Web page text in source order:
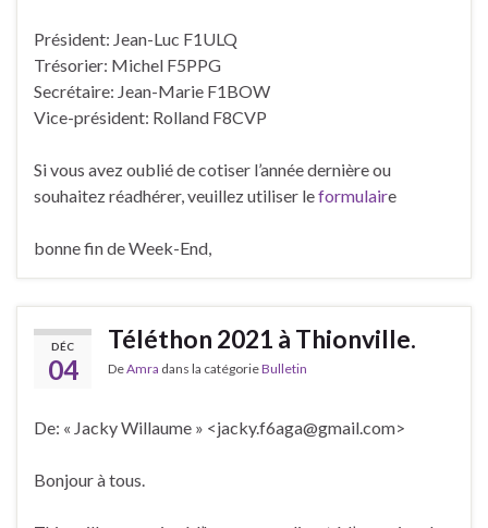
Président: Jean-Luc F1ULQ
Trésorier: Michel F5PPG
Secrétaire: Jean-Marie F1BOW
Vice-président: Rolland F8CVP
Si vous avez oublié de cotiser l’année dernière ou
souhaitez réadhérer, veuillez utiliser leformulaire
bonne fin de Week-End,
DÉC
04
Téléthon 2021 à Thionville.
DeAmra dans la catégorieBulletin
De: « Jacky Willaume » <jacky.f6aga@gmail.com>
Bonjour à tous.